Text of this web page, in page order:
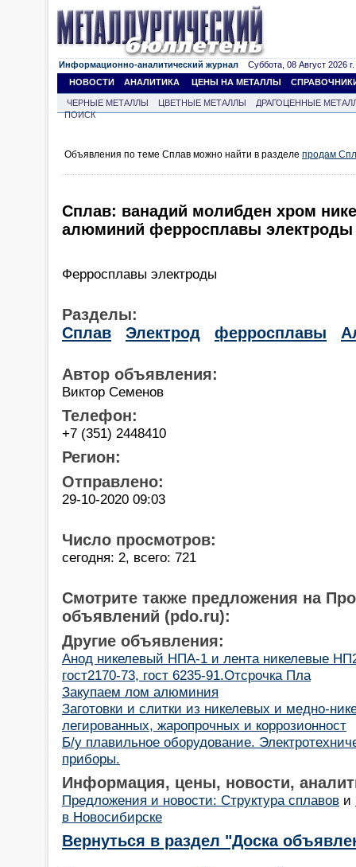
Информационно-аналитический журнал Суббота, 08 Август 2026 г.
НОВОСТИ
АНАЛИТИКА ЦЕНЫ НА МЕТАЛЛЫ
ЧЕРНЫЕ МЕТАЛЛЫ ЦВЕТНЫЕ МЕТАЛЛЫ
ДРАГОЦЕННЫЕ
ПОИСК
Объявления по теме Сплав можно найти в разделе продам
Сплав: ванадий молибден хром
алюминий ферросплавы электроды
Ферросплавы электроды
Разделы:
Сплав
Электрод ферросплавы
Автор объявления:
Виктор Семенов
Телефон:
+7 (351) 2448410
Регион:
Отправлено:
29-10-2020 09:03
Число просмотров:
сегодня: 2, всего: 721
Смотрите также предложения на
объявлений (pdo.ru):
Другие объявления:
Анод никелевый НПА-1 и лента никелевые
гост2170-73, гост 6235-91.Отсрочка Пла
Закупаем лом алюминия
Заготовки и слитки из никелевых и медно-
легированных, жаропрочных и коррозионност
Б/у плавильное оборудование.
приборы.
Информация, цены, новости,
Предложения и новости: Структура сплавов и
в Новосибирске
Вернуться в раздел "Доска